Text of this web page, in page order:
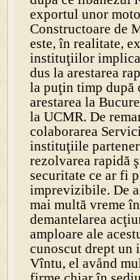
exportul unor
Constructoare de
este, în realitate,
instituţiilor
dus la arestarea
la puţin timp după
arestarea la
la UCMR. De
colaborarea
instituţiile
rezolvarea rapidă
securitate ce ar fi
imprevizibile. De
mai multă vreme
demantelarea
amploare ale
cunoscut drept un
Vîntu, el avånd